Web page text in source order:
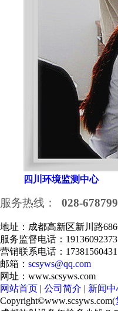
四川环境监测中心
服务热线： 028-
地址：成都高新区新川路
服务监督电话：19136092373
营销联系电话：17381560431
邮箱： scsyws@qq.com
网址：www.scsyws.com
网站首页 | 公司简介 | 新闻
Copyright©www.scsyws.com(